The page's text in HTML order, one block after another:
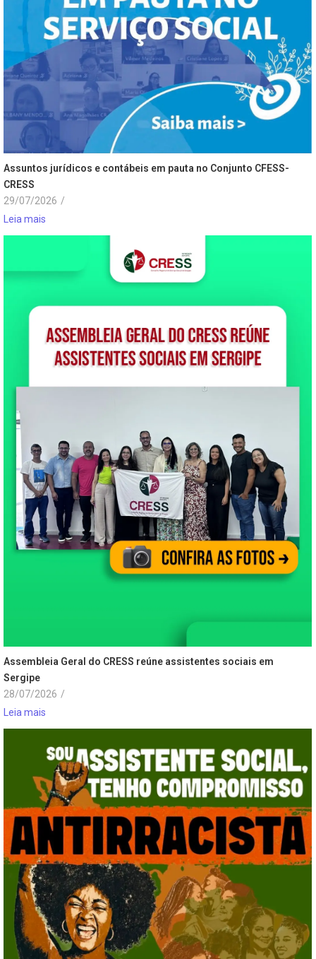
Assuntos jurídicos e contábeis em pauta no Conjunto CFESS-
CRESS
29/07/2026 /
Leia mais
Assembleia Geral do CRESS reúne assistentes sociais em
Sergipe
28/07/2026 /
Leia mais